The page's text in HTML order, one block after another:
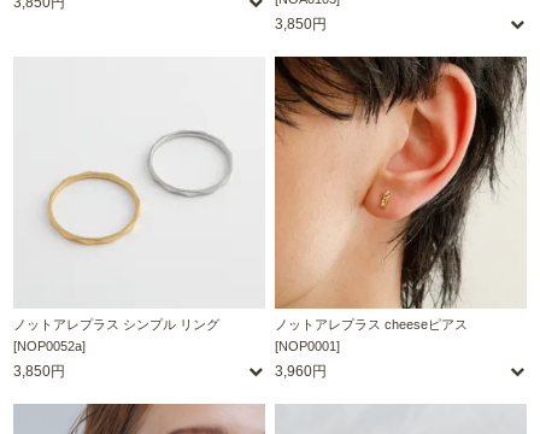
3,850円
ノットアレプラス シンプル リング
[NOP0052a]
3,850円
ノットアレプラス cheeseピアス
[NOP0001]
3,960円